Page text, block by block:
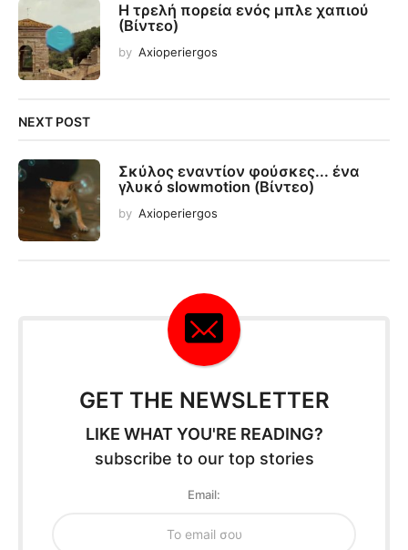
Η τρελή πορεία ενός μπλε χαπιού
(Βίντεο)
by Axioperiergos
NEXT POST
Σκύλος εναντίον φούσκες... ένα
γλυκό slowmotion (Βίντεο)
by Axioperiergos
GET THE NEWSLETTER
LIKE WHAT YOU'RE READING?
subscribe to our top stories
Email: